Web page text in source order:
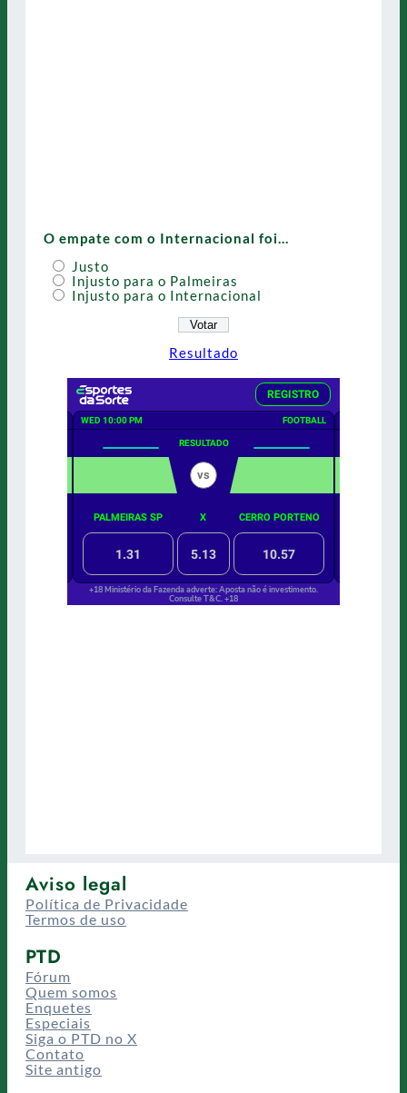
O empate com o Internacional foi…
Justo
Injusto para o Palmeiras
Injusto para o Internacional
Resultado
Aviso legal
Política de Privacidade
Termos de uso
PTD
Fórum
Quem somos
Enquetes
Especiais
Siga o PTD no X
Contato
Site antigo